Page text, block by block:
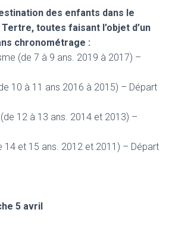
des enfants dans le
toutes faisant l’objet d’un
chronométrage :
(de 7 à 9 ans. 2019 à 2017) –
10 à 11 ans 2016 à 2015) – Départ
12 à 13 ans. 2014 et 2013) –
14 et 15 ans. 2012 et 2011) – Départ
5 avril